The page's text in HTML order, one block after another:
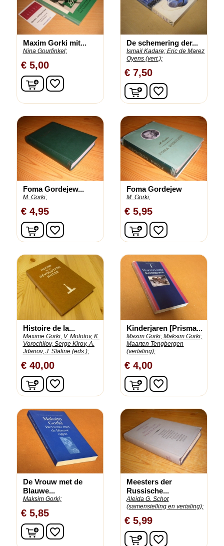
Maxim Gorki mit...
Nina Gourfinkel;
€ 5,00
In winkelwagen
favorite_border
De schemering der...
Ismail Kadare; Eric de Marez
Oyens (vert.);
€ 7,50
In winkelwagen
favorite_border
Foma Gordejew...
M. Gorki;
€ 4,95
In winkelwagen
favorite_border
Foma Gordejew
M. Gorki;
€ 5,95
In winkelwagen
favorite_border
Histoire de la...
Maxime Gorki, V. Molotov, K.
Vorochilov, Serge Kirov, A.
Jdanov, J. Staline (eds.);
€ 40,00
In winkelwagen
favorite_border
Kinderjaren [Prisma...
Maxim Gorki; Maksim Gorki;
Maarten Tengbergen
(vertaling);
€ 4,00
In winkelwagen
favorite_border
De Vrouw met de
Blauwe...
Maksim Gorki;
€ 5,85
In winkelwagen
favorite_border
Meesters der
Russische...
Aleida G. Schot
(samenstelling en vertaling);
€ 5,99
In winkelwagen
favorite_border